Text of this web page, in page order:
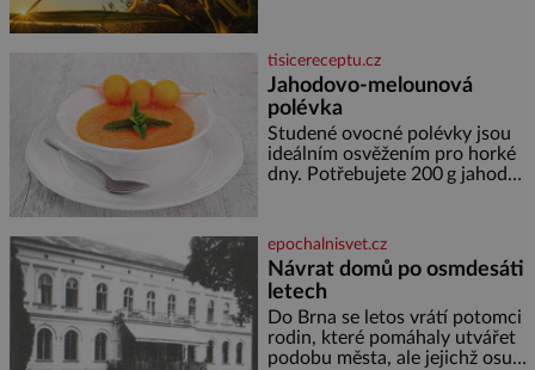
lodě, zapisovat první texty a
inspiroval řadu pověstí. Tato
skromná, ale užitečná rostlina
provází člověka už tisíce let.
Většina lidí vnímá rákos jen jako
obyčejnou kulisu letního
koupání. Stačí se však podívat
tisicereceptu.cz
Jahodovo-melounová
polévka
Studené ovocné polévky jsou
ideálním osvěžením pro horké
dny. Potřebujete 200 g jahod
cukru krystal 1 lžíci medu 200 g
zakysané sm
epochalnisvet.cz
Návrat domů po osmdesáti
letech
Do Brna se letos vrátí potomci
rodin, které pomáhaly utvářet
podobu města, ale jejichž osudy